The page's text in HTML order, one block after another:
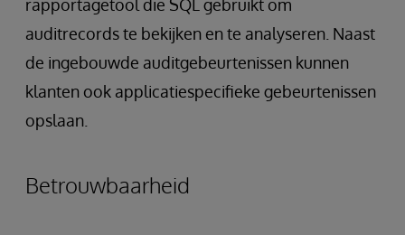
rapportagetool die SQL gebruikt om
auditrecords te bekijken en te analyseren. Naast
de ingebouwde auditgebeurtenissen kunnen
klanten ook applicatiespecifieke gebeurtenissen
opslaan.
Betrouwbaarheid